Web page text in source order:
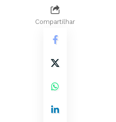
Compartilhar